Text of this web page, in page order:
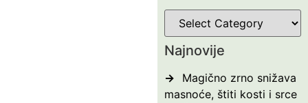
Najnovije
Magično zrno snižava
masnoće, štiti kosti i srce